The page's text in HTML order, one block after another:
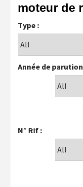
moteur de
Type :
Année de
N° Rif :